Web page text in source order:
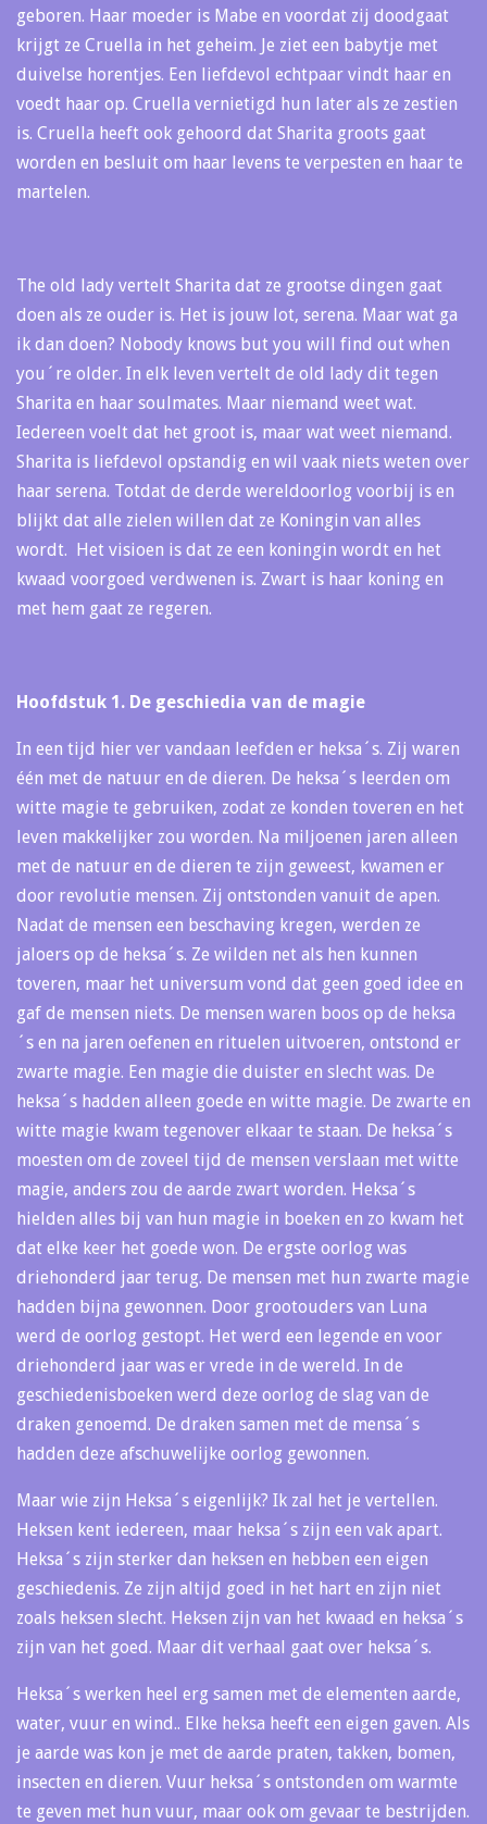
geboren. Haar moeder is Mabe en voordat zij doodgaat
krijgt ze Cruella in het geheim. Je ziet een babytje met
duivelse horentjes. Een liefdevol echtpaar vindt haar en
voedt haar op. Cruella vernietigd hun later als ze zestien
is. Cruella heeft ook gehoord dat Sharita groots gaat
worden en besluit om haar levens te verpesten en haar te
martelen.
The old lady vertelt Sharita dat ze grootse dingen gaat
doen als ze ouder is. Het is jouw lot, serena. Maar wat ga
ik dan doen? Nobody knows but you will find out when
you´re older. In elk leven vertelt de old lady dit tegen
Sharita en haar soulmates. Maar niemand weet wat.
Iedereen voelt dat het groot is, maar wat weet niemand.
Sharita is liefdevol opstandig en wil vaak niets weten over
haar serena. Totdat de derde wereldoorlog voorbij is en
blijkt dat alle zielen willen dat ze Koningin van alles
wordt. Het visioen is dat ze een koningin wordt en het
kwaad voorgoed verdwenen is. Zwart is haar koning en
met hem gaat ze regeren.
Hoofdstuk 1. De geschiedia van de magie
In een tijd hier ver vandaan leefden er heksa´s. Zij waren
één met de natuur en de dieren. De heksa´s leerden om
witte magie te gebruiken, zodat ze konden toveren en het
leven makkelijker zou worden. Na miljoenen jaren alleen
met de natuur en de dieren te zijn geweest, kwamen er
door revolutie mensen. Zij ontstonden vanuit de apen.
Nadat de mensen een beschaving kregen, werden ze
jaloers op de heksa´s. Ze wilden net als hen kunnen
toveren, maar het universum vond dat geen goed idee en
gaf de mensen niets. De mensen waren boos op de heksa
´s en na jaren oefenen en rituelen uitvoeren, ontstond er
zwarte magie. Een magie die duister en slecht was. De
heksa´s hadden alleen goede en witte magie. De zwarte en
witte magie kwam tegenover elkaar te staan. De heksa´s
moesten om de zoveel tijd de mensen verslaan met witte
magie, anders zou de aarde zwart worden. Heksa´s
hielden alles bij van hun magie in boeken en zo kwam het
dat elke keer het goede won. De ergste oorlog was
driehonderd jaar terug. De mensen met hun zwarte magie
hadden bijna gewonnen. Door grootouders van Luna
werd de oorlog gestopt. Het werd een legende en voor
driehonderd jaar was er vrede in de wereld. In de
geschiedenisboeken werd deze oorlog de slag van de
draken genoemd. De draken samen met de mensa´s
hadden deze afschuwelijke oorlog gewonnen.
Maar wie zijn Heksa´s eigenlijk? Ik zal het je vertellen.
Heksen kent iedereen, maar heksa´s zijn een vak apart.
Heksa´s zijn sterker dan heksen en hebben een eigen
geschiedenis. Ze zijn altijd goed in het hart en zijn niet
zoals heksen slecht. Heksen zijn van het kwaad en heksa´s
zijn van het goed. Maar dit verhaal gaat over heksa´s.
Heksa´s werken heel erg samen met de elementen aarde,
water, vuur en wind.. Elke heksa heeft een eigen gaven. Als
je aarde was kon je met de aarde praten, takken, bomen,
insecten en dieren. Vuur heksa´s ontstonden om warmte
te geven met hun vuur, maar ook om gevaar te bestrijden.